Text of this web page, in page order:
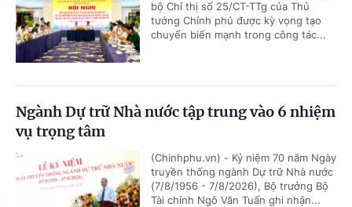
bộ Chỉ thị số 25/CT-TTg của Thủ
tướng Chính phủ được kỳ vọng tạo
chuyển biến mạnh trong công tác...
Ngành Dự trữ Nhà nước tập trung vào 6 nhiệm
vụ trọng tâm
(Chinhphu.vn) - Kỷ niệm 70 năm Ngày
truyền thống ngành Dự trữ Nhà nước
(7/8/1956 - 7/8/2026), Bộ trưởng Bộ
Tài chính Ngô Văn Tuấn ghi nhận...